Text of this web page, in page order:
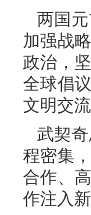
两国
加强战
政治，
全球倡
文明交
武契
程密集
合作、
作注入